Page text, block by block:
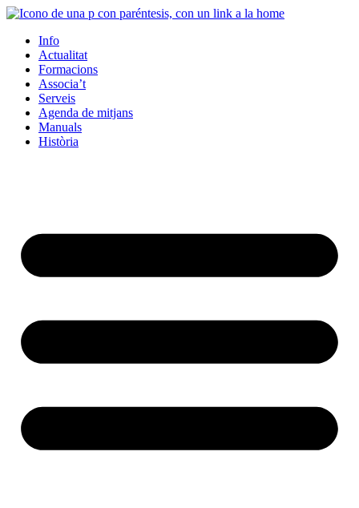
Info
Actualitat
Formacions
Associa’t
Serveis
Agenda de mitjans
Manuals
Història